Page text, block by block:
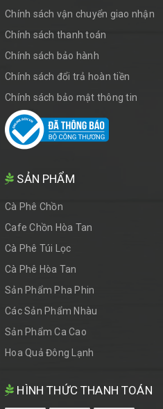
Chính sách vận chuyển giao nhận
Chính sách thanh toán
Chính sách bảo hành
Chính sách đổi trả hoàn tiền
Chính sách bảo mật thông tin
SẢN PHẨM
Cà Phê Chồn
Cafe Chồn Hòa Tan
Cà Phê Túi Lọc
Cà Phê Hòa Tan
Sản Phẩm Pha Phin
Các Sản Phẩm Nhàu
Sản Phẩm Ca Cao
Hoa Quả Đông Lạnh
HÌNH THỨC THANH TOÁN